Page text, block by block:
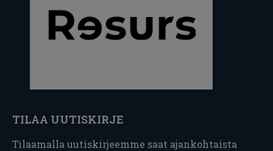
TILAA UUTISKIRJE
Tilaamalla uutiskirjeemme saat ajankohtaista